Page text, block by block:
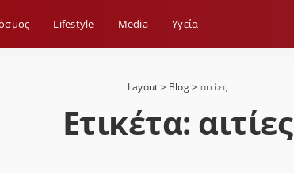
Lifestyle Media Yγεία
Layout > Blog> αιτίες
Ετικέτα: αιτίες